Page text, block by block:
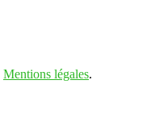
Mentions légales.